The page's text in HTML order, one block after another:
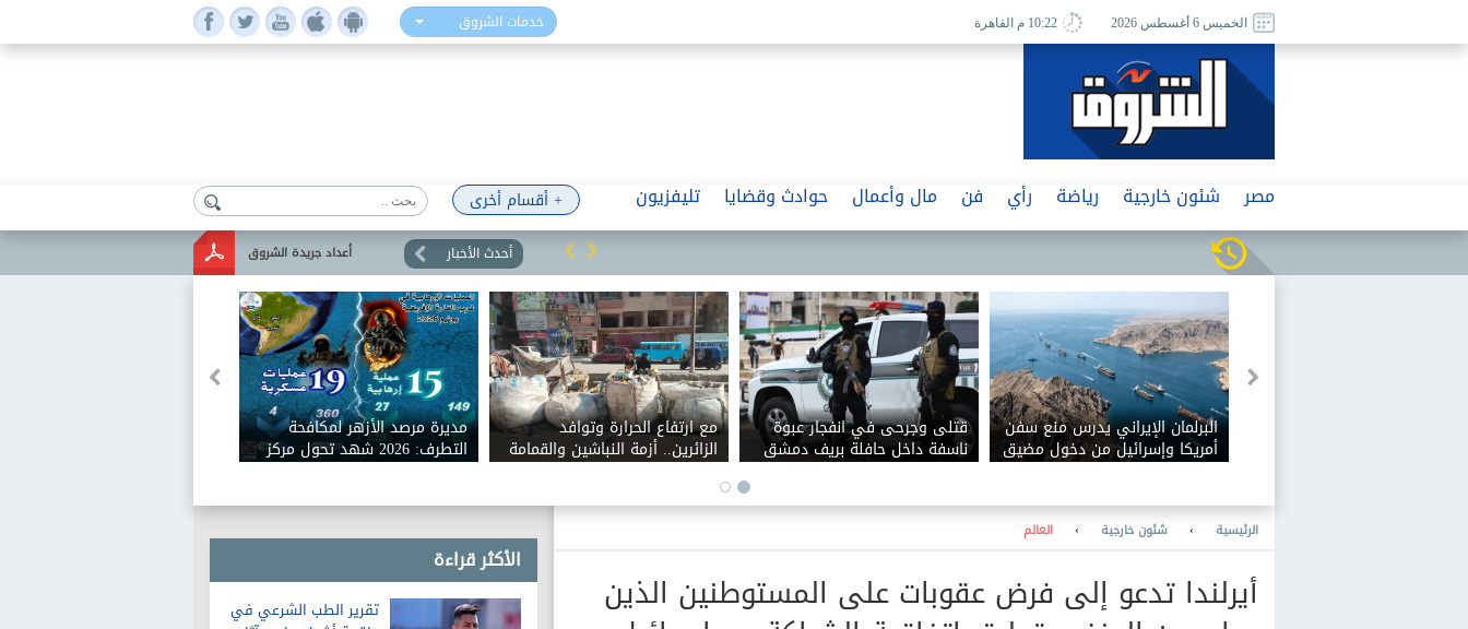
خدمات الشروق الخميس 6 أغسطس 2026 10:22 م القاهرة
+ أقسام أخرى مصر شئون خارجية رياضة رأي فن مال وأعمال حوادث وقضايا تليفزيون
أعداد جريدة الشروق أحدث الأخبار
البرلمان الإيراني يدرس منع سفن
أمريكا وإسرائيل من دخول مضيق
هرمز
قتلى وجرحى في انفجار عبوة
ناسفة داخل حافلة بريف دمشق
مع ارتفاع الحرارة وتوافد
الزائرين.. أزمة النباشين والقمامة
تحاصر الإسكندرية
مديرة مرصد الأزهر لمكافحة
التطرف: 2026 شهد تحول مركز
ثقل الإرهاب نحو إفريقيا
الأكثر قراءة
تقرير الطب الشرعي في
الرئيسية › شئون خارجية › العالم
أيرلندا تدعو إلى فرض عقوبات على المستوطنين الذين